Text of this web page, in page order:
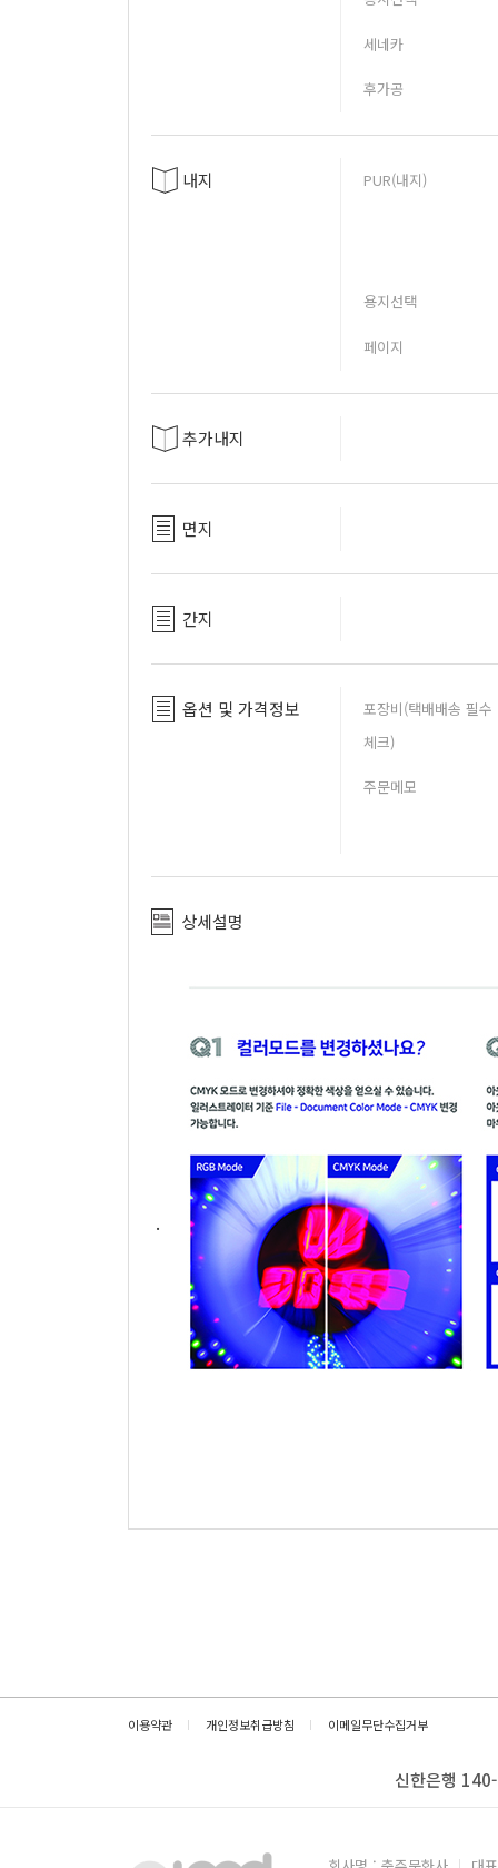
세네카
후가공
내지 PUR(내지)
용지선택
페이지
추가내지
면지
간지
옵션 및 가격정보
포장비(택배배송 필수
체크)
주문메모
상세설명
.
이용약관 개인정보취급방침 이메일무단수집거부
신한은행